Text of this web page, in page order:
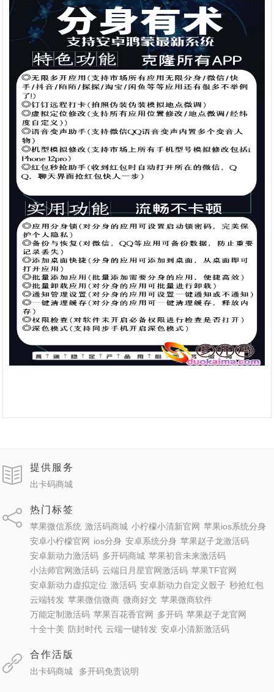
提供服务
出卡码商城
热门标签
苹果微信系统 激活码商城 小柠檬小清新官网 苹果ios系统分身
安卓小柠檬官网 ios分身 安卓系统分身 苹果赵子龙激活码
安卓新动力激活码 多开码商城 苹果初音未来激活码
小法师官网激活码 云端日月星官网激活码 苹果TF官网
安卓新动力虚拟定位 激活码 安卓新动力自定义骰子 秒抢红包
云端转发 苹果微信微商 微商好文 苹果微商软件
万能定制激活码 苹果百花香官网 多开码 苹果赵子龙官网
十全十美 防封时代 云端一键转发 安卓小清新激活码
合作活版
出卡码商城 多开码免责说明